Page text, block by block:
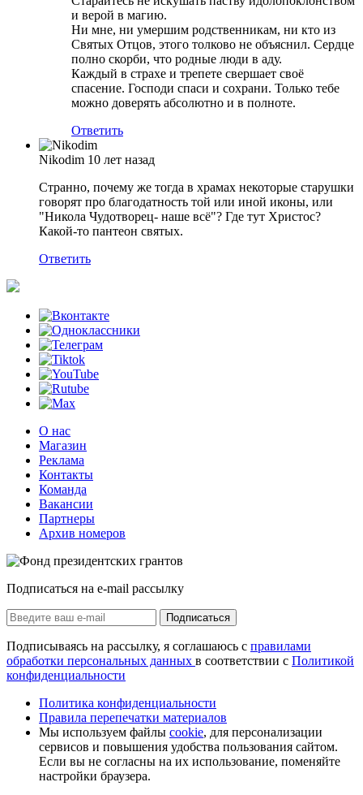
и верой в магию.
Ни мне, ни умершим родственникам, ни кто из
Святых Отцов, этого толково не объяснил. Сердце
полно скорби, что родные люди в аду.
Каждый в страхе и трепете свершает своё
спасение. Господи спаси и сохрани. Только тебе
можно доверять абсолютно и в полноте.
Ответить
Nikodim 10 лет назад
Странно, почему же тогда в храмах некоторые старушки
говорят про благодатность той или иной иконы, или
"Никола Чудотворец- наше всё"? Где тут Христос?
Какой-то пантеон святых.
Ответить
О нас
Магазин
Реклама
Контакты
Команда
Вакансии
Партнеры
Архив номеров
Подписаться на e-mail рассылку
Подписаться
Подписываясь на рассылку, я соглашаюсь с правилами
обработки персональных данных в соответствии с Политикой
конфиденциальности
Политика конфиденциальности
Правила перепечатки материалов
Мы используем файлы cookie, для персонализации
сервисов и повышения удобства пользования сайтом.
Если вы не согласны на их использование, поменяйте
настройки браузера.